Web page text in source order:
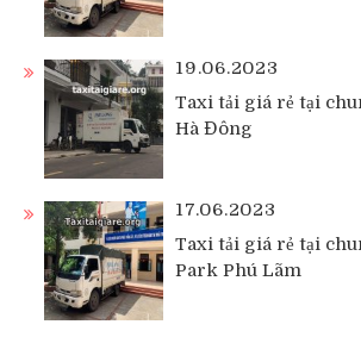
19.06.2023
Taxi tải giá rẻ tại
Hà Đông
17.06.2023
Taxi tải giá rẻ tại
Park Phú Lãm